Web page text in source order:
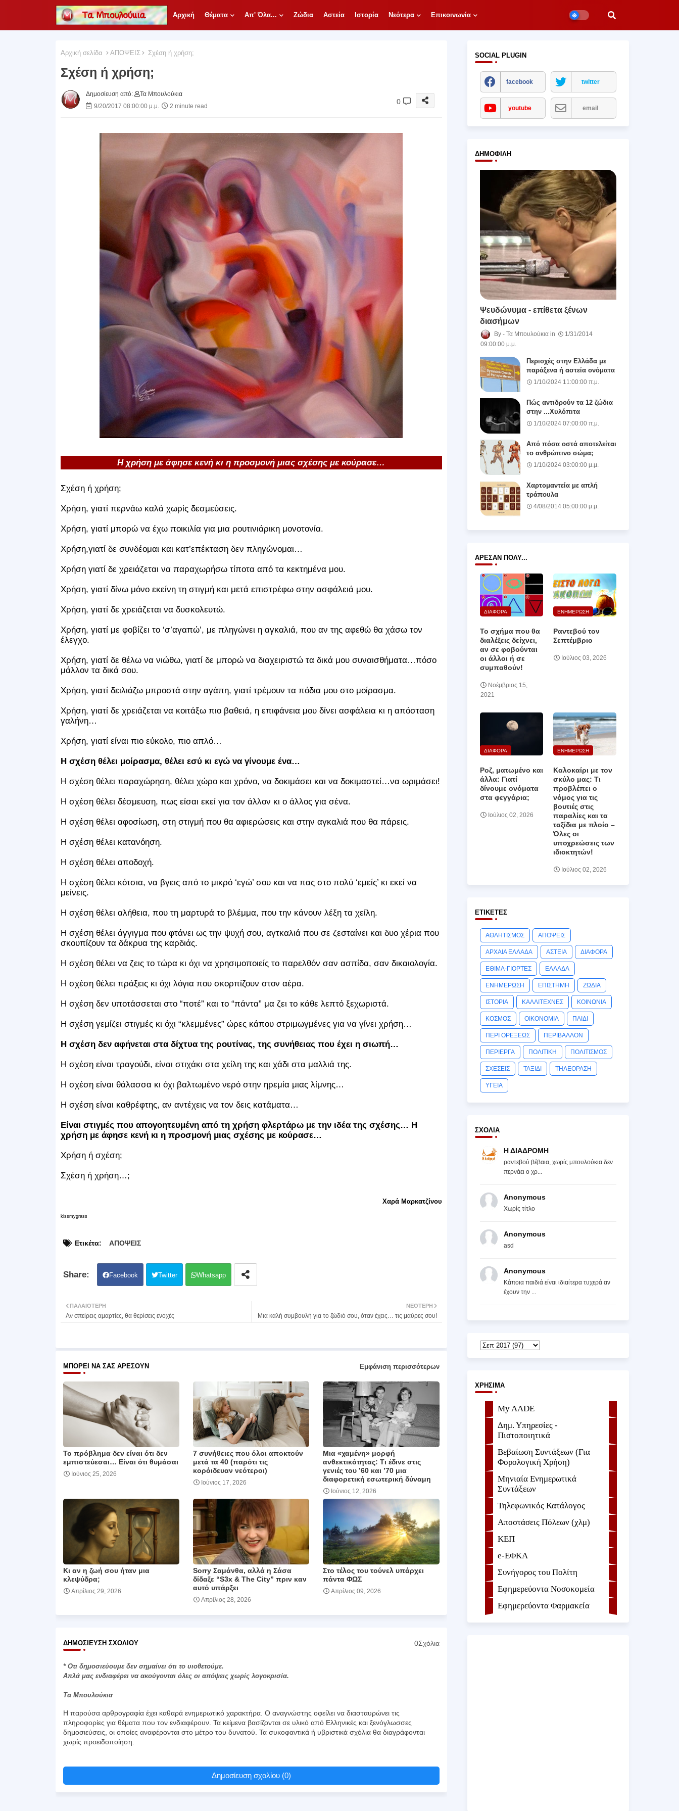
Αρχική Θέματα Απ' Όλα... Ζώδια Αστεία Ιστορία Νεότερα Επικοινωνία
Αρχική σελίδα ΑΠΟΨΕΙΣ Σχέση ή χρήση;
Σχέση ή χρήση;
Δημοσίευση από:
Τα Μπουλούκια
9/20/2017 08:00:00 μ.μ.
2 minute read
0
Η χρήση με άφησε κενή κι η προσμονή μιας σχέσης με κούρασε…
Σχέση ή χρήση;
Χρήση, γιατί περνάω καλά χωρίς δεσμεύσεις.
Χρήση, γιατί μπορώ να έχω ποικιλία για μια ρουτινιάρικη μονοτονία.
Χρήση,γιατί δε συνδέομαι και κατ’επέκταση δεν πληγώνομαι…
Χρήση γιατί δε χρειάζεται να παραχωρήσω τίποτα από τα κεκτημένα μου.
Χρήση, γιατί δίνω μόνο εκείνη τη στιγμή και μετά επιστρέφω στην ασφάλειά μου.
Χρήση, γιατί δε χρειάζεται να δυσκολευτώ.
Χρήση, γιατί με φοβίζει το ‘σ’αγαπώ’, με πληγώνει η αγκαλιά, που αν της αφεθώ θα χάσω τον
έλεγχο.
Χρήση, γιατί δε θέλω να νιώθω, γιατί δε μπορώ να διαχειριστώ τα δικά μου συναισθήματα…πόσο
μάλλον τα δικά σου.
Χρήση, γιατί δειλιάζω μπροστά στην αγάπη, γιατί τρέμουν τα πόδια μου στο μοίρασμα.
Χρήση, γιατί δε χρειάζεται να κοιτάξω πιο βαθειά, η επιφάνεια μου δίνει ασφάλεια κι η απόσταση
γαλήνη…
Χρήση, γιατί είναι πιο εύκολο, πιο απλό…
Η σχέση θέλει μοίρασμα, θέλει εσύ κι εγώ να γίνουμε ένα…
Η σχέση θέλει παραχώρηση, θέλει χώρο και χρόνο, να δοκιμάσει και να δοκιμαστεί…να ωριμάσει!
Η σχέση θέλει δέσμευση, πως είσαι εκεί για τον άλλον κι ο άλλος για σένα.
Η σχέση θέλει αφοσίωση, στη στιγμή που θα αφιερώσεις και στην αγκαλιά που θα πάρεις.
Η σχέση θέλει κατανόηση.
Η σχέση θέλει αποδοχή.
Η σχέση θέλει κότσια, να βγεις από το μικρό ‘εγώ’ σου και να πας στο πολύ ‘εμείς’ κι εκεί να
μείνεις.
Η σχέση θέλει αλήθεια, που τη μαρτυρά το βλέμμα, που την κάνουν λέξη τα χείλη.
Η σχέση θέλει άγγιγμα που φτάνει ως την ψυχή σου, αγτκαλιά που σε ζεσταίνει και δυο χέρια που
σκουπίζουν τα δάκρυα της καρδιάς.
Η σχέση θέλει να ζεις το τώρα κι όχι να χρησιμοποιείς το παρελθόν σαν ασπίδα, σαν δικαιολογία.
Η σχέση θέλει πράξεις κι όχι λόγια που σκορπίζουν στον αέρα.
Η σχέση δεν υποτάσσεται στο “ποτέ” και το “πάντα” μα ζει το κάθε λεπτό ξεχωριστά.
Η σχέση γεμίζει στιγμές κι όχι “κλεμμένες” ώρες κάπου στριμωγμένες για να γίνει χρήση…
Η σχέση δεν αφήνεται στα δίχτυα της ρουτίνας, της συνήθειας που έχει η σιωπή…
Η σχέση είναι τραγούδι, είναι στιχάκι στα χείλη της και χάδι στα μαλλιά της.
Η σχέση είναι θάλασσα κι όχι βαλτωμένο νερό στην ηρεμία μιας λίμνης…
Η σχέση είναι καθρέφτης, αν αντέχεις να τον δεις κατάματα…
Είναι στιγμές που απογοητευμένη από τη χρήση φλερτάρω με την ιδέα της σχέσης… Η
χρήση με άφησε κενή κι η προσμονή μιας σχέσης με κούρασε…
Χρήση ή σχέση;
Σχέση ή χρήση…;
Χαρά Μαρκατζίνου
kissmygrass
Ετικέτα: ΑΠΟΨΕΙΣ
Facebook Twitter Whatsapp
ΝΕΌΤΕΡΗ
Μια καλή συμβουλή για το ζώδιό σου, όταν έχεις… τις μαύρες σου!
ΠΑΛΑΙΌΤΕΡΗ
Αν σπείρεις αμαρτίες, θα θερίσεις ενοχές
ΜΠΟΡΕΊ ΝΑ ΣΑΣ ΑΡΈΣΟΥΝ Εμφάνιση περισσότερων
Το πρόβλημα δεν είναι ότι δεν
εμπιστεύεσαι… Είναι ότι θυμάσαι
Ιούνιος 25, 2026
7 συνήθειες που όλοι αποκτούν
μετά τα 40 (παρότι τις
κορόιδευαν νεότεροι)
Ιούνιος 17, 2026
Μια «χαμένη» μορφή
ανθεκτικότητας: Τι έδινε στις
γενιές του ’60 και ’70 μια
διαφορετική εσωτερική δύναμη
Ιούνιος 12, 2026
Κι αν η ζωή σου ήταν μια
κλεψύδρα;
Απρίλιος 29, 2026
Sorry Σαμάνθα, αλλά η Σάσα
δίδαξε “S3x & The City” πριν καν
αυτό υπάρξει
Απρίλιος 28, 2026
Στο τέλος του τούνελ υπάρχει
πάντα ΦΩΣ
Απρίλιος 09, 2026
ΔΗΜΟΣΊΕΥΣΗ ΣΧΟΛΊΟΥ 0Σχόλια
* Οτι δημοσιεύουμε δεν σημαίνει ότι το υιοθετούμε.
Απλά μας ενδιαφέρει να ακούγονται όλες οι απόψεις χωρίς λογοκρισία.
Τα Μπουλούκια
Η παρούσα αρθρογραφία έχει καθαρά ενημερωτικό χαρακτήρα. Ο αναγνώστης οφείλει να διασταυρώνει τις
πληροφορίες για θέματα που τον ενδιαφέρουν. Τα κείμενα βασίζονται σε υλικό από Ελληνικές και ξενόγλωσσες
δημοσιεύσεις, οι οποίες αναφέρονται στο μέτρο του δυνατού. Τα συκοφαντικά ή υβριστικά σχόλια θα διαγράφονται
χωρίς προειδοποίηση.
Δημοσίευση σχολίου (0)
SOCIAL PLUGIN
facebook twitter
youtube email
ΔΗΜΟΦΙΛΉ
Ψευδώνυμα - επίθετα ξένων
διασήμων
Τα Μπουλούκια
1/31/2014
09:00:00 μ.μ.
Περιοχές στην Ελλάδα με
παράξενα ή αστεία ονόματα
1/10/2024 11:00:00 π.μ.
Πώς αντιδρούν τα 12 ζώδια
στην ...Χυλόπιτα
1/10/2024 07:00:00 π.μ.
Από πόσα οστά αποτελείται
το ανθρώπινο σώμα;
1/10/2024 03:00:00 μ.μ.
Χαρτομαντεία με απλή
τράπουλα
4/08/2014 05:00:00 μ.μ.
ΆΡΕΣΑΝ ΠΟΛΎ...
ΔΙΑΦΟΡΑ
Το σχήμα που θα
διαλέξεις δείχνει,
αν σε φοβούνται
οι άλλοι ή σε
συμπαθούν!
Νοέμβριος 15,
2021
ΕΝΗΜΕΡΩΣΗ
Ραντεβού τον
Σεπτέμβριο
Ιούλιος 03, 2026
ΔΙΑΦΟΡΑ
Ροζ, ματωμένο και
άλλα: Γιατί
δίνουμε ονόματα
στα φεγγάρια;
Ιούλιος 02, 2026
ΕΝΗΜΕΡΩΣΗ
Καλοκαίρι με τον
σκύλο μας: Τι
προβλέπει ο
νόμος για τις
βουτιές στις
παραλίες και τα
ταξίδια με πλοίο –
Όλες οι
υποχρεώσεις των
ιδιοκτητών!
Ιούλιος 02, 2026
ΕΤΙΚΈΤΕΣ
ΑΘΛΗΤΙΣΜΟΣ ΑΠΟΨΕΙΣ
ΑΡΧΑΙΑ ΕΛΛΑΔΑ ΑΣΤΕΙΑ ΔΙΑΦΟΡΑ
ΕΘΙΜΑ-ΓΙΟΡΤΕΣ ΕΛΛΑΔΑ
ΕΝΗΜΕΡΩΣΗ ΕΠΙΣΤΗΜΗ ΖΩΔΙΑ
ΙΣΤΟΡΙΑ ΚΑΛΛΙΤΕΧΝΕΣ ΚΟΙΝΩΝΙΑ
ΚΟΣΜΟΣ ΟΙΚΟΝΟΜΙΑ ΠΑΙΔΙ
ΠΕΡΙ ΟΡΕΞΕΩΣ ΠΕΡΙΒΑΛΛΟΝ
ΠΕΡΙΕΡΓΑ ΠΟΛΙΤΙΚΗ ΠΟΛΙΤΙΣΜΟΣ
ΣΧΕΣΕΙΣ ΤΑΞΙΔΙ ΤΗΛΕΟΡΑΣΗ
ΥΓΕΙΑ
ΣΧΌΛΙΑ
Η ΔΙΑΔΡΟΜΗ
ραντεβού βέβαια, χωρίς μπουλούκια δεν
περνάει ο χρ...
Anonymous
Χωρίς τίτλο
Anonymous
asd
Anonymous
Κάποια παιδιά είναι ιδιαίτερα τυχερά αν
έχουν την ...
ΧΡΉΣΙΜΑ
My AADE
Δημ. Υπηρεσίες -
Πιστοποιητικά
Βεβαίωση Συντάξεων (Για
Φορολογική Χρήση)
Μηνιαία Ενημερωτικά
Συντάξεων
Τηλεφωνικός Κατάλογος
Αποστάσεις Πόλεων (χλμ)
ΚΕΠ
e-ΕΦKA
Συνήγορος του Πολίτη
Εφημερεύοντα Νοσοκομεία
Εφημερεύοντα Φαρμακεία